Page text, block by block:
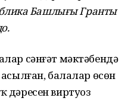
Башлығы Гранты
сәнғәт мәктәбендә
балалар өсөн
виртуоз